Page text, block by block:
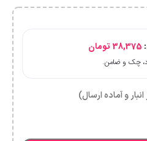
38,375 تومان
و آماده ارسال)